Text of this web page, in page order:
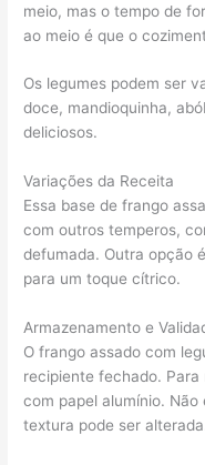
meio, mas o tempo de
ao meio é que o
Os legumes podem ser
doce, mandioquinha,
deliciosos.
Variações da Receita
Essa base de frango
com outros temperos,
defumada. Outra opção
para um toque cítrico.
Armazenamento e
O frango assado com
recipiente fechado.
com papel alumínio.
textura pode ser